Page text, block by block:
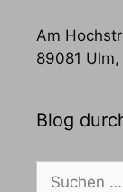
Am
89081
Blog
Suchen